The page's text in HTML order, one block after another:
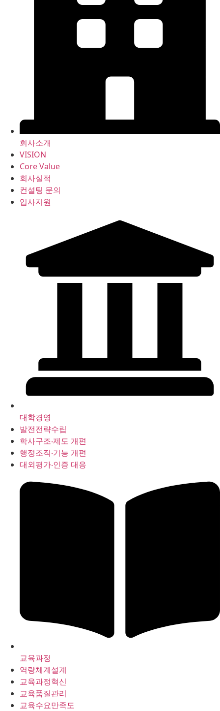
회사소개
VISION
Core Value
회사실적
컨설팅 문의
입사지원
대학경영
발전전략수립
학사구조‧제도 개편
행정조직‧기능 개편
대외평가‧인증 대응
교육과정
역량체계설계
교육과정혁신
교육품질관리
교육수요만족도